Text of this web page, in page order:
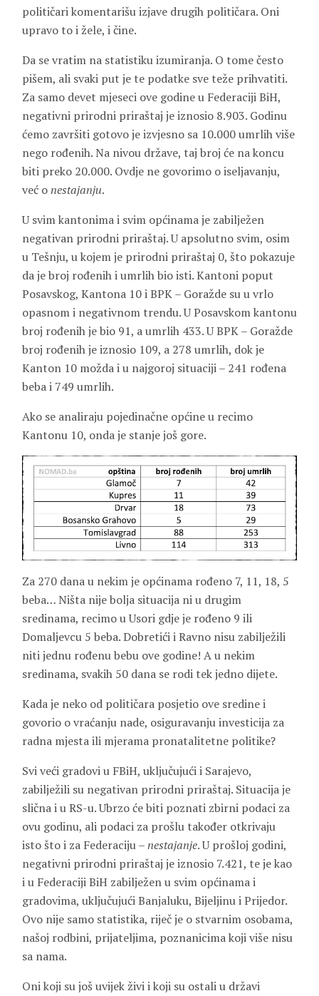
političari komentarišu izjave drugih političara. Oni
upravo to i žele, i čine.
Da se vratim na statistiku izumiranja. O tome često
pišem, ali svaki put je te podatke sve teže prihvatiti.
Za samo devet mjeseci ove godine u Federaciji BiH,
negativni prirodni priraštaj je iznosio 8.903. Godinu
ćemo završiti gotovo je izvjesno sa 10.000 umrlih više
nego rođenih. Na nivou države, taj broj će na koncu
biti preko 20.000. Ovdje ne govorimo o iseljavanju,
već onestajanju.
U svim kantonima i svim općinama je zabilježen
negativan prirodni priraštaj. U apsolutno svim, osim
u Tešnju, u kojem je prirodni priraštaj 0, što pokazuje
da je broj rođenih i umrlih bio isti. Kantoni poput
Posavskog, Kantona 10 i BPK – Goražde su u vrlo
opasnom i negativnom trendu. U Posavskom kantonu
broj rođenih je bio 91, a umrlih 433. U BPK – Goražde
broj rođenih je iznosio 109, a 278 umrlih, dok je
Kanton 10 možda i u najgoroj situaciji – 241 rođena
beba i 749 umrlih.
Ako se analiraju pojedinačne općine u recimo
Kantonu 10, onda je stanje još gore.
Za 270 dana u nekim je općinama rođeno 7, 11, 18, 5
beba… Ništa nije bolja situacija ni u drugim
sredinama, recimo u Usori gdje je rođeno 9 ili
Domaljevcu 5 beba. Dobretići i Ravno nisu zabilježili
niti jednu rođenu bebu ove godine! A u nekim
sredinama, svakih 50 dana se rodi tek jedno dijete.
Kada je neko od političara posjetio ove sredine i
govorio o vraćanju nade, osiguravanju investicija za
radna mjesta ili mjerama pronatalitetne politike?
Svi veći gradovi u FBiH, uključujući i Sarajevo,
zabilježili su negativan prirodni priraštaj. Situacija je
slična i u RS-u. Ubrzo će biti poznati zbirni podaci za
ovu godinu, ali podaci za prošlu također otkrivaju
isto što i za Federaciju –nestajanje. U prošloj godini,
negativni prirodni priraštaj je iznosio 7.421, te je kao
i u Federaciji BiH zabilježen u svim općinama i
gradovima, uključujući Banjaluku, Bijeljinu i Prijedor.
Ovo nije samo statistika, riječ je o stvarnim osobama,
našoj rodbini, prijateljima, poznanicima koji više nisu
sa nama.
Oni koji su još uvijek živi i koji su ostali u državi